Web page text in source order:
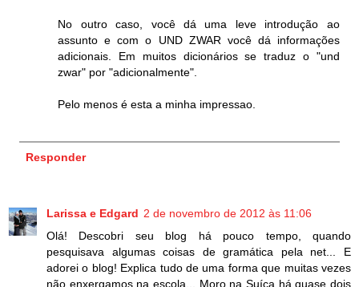
No outro caso, você dá uma leve introdução ao
assunto e com o UND ZWAR você dá informações
adicionais. Em muitos dicionários se traduz o "und
zwar" por "adicionalmente".
Pelo menos é esta a minha impressao.
Responder
Larissa e Edgard 2 de novembro de 2012 às 11:06
Olá! Descobri seu blog há pouco tempo, quando
pesquisava algumas coisas de gramática pela net... E
adorei o blog! Explica tudo de uma forma que muitas vezes
não enxergamos na escola... Moro na Suíça há quase dois